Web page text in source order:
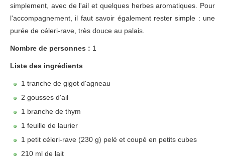
simplement, avec de l'ail et quelques herbes aromatiques. Pour
l'accompagnement, il faut savoir également rester simple : une
purée de céleri-rave, très douce au palais.
Nombre de personnes : 1
Liste des ingrédients
1 tranche de gigot d'agneau
2 gousses d'ail
1 branche de thym
1 feuille de laurier
1 petit céleri-rave (230 g) pelé et coupé en petits cubes
210 ml de lait